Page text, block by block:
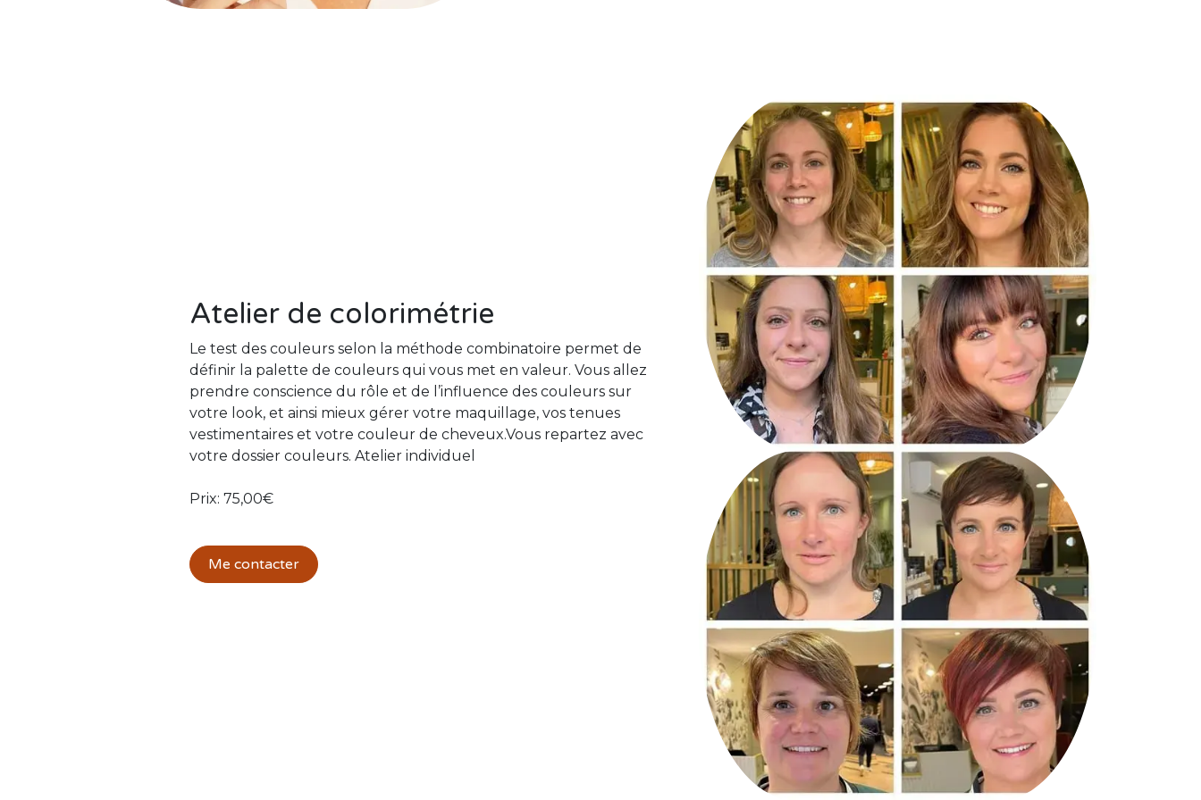
Atelier de colorimétrie
Le test des couleurs selon la méthode combinatoire permet de
définir la palette de couleurs qui vous met en valeur. Vous allez
prendre conscience du rôle et de l’influence des couleurs sur
votre look, et ainsi mieux gérer votre maquillage, vos tenues
vestimentaires et votre couleur de cheveux.Vous repartez avec
votre dossier couleurs. Atelier individuel
Prix: 75,00€
Me contacter